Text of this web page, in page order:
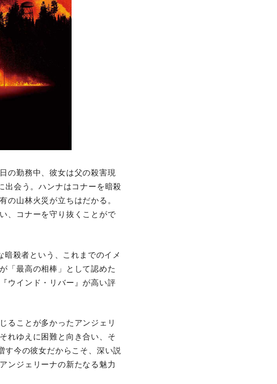
の勤務中、彼女は父の殺害現
出会う。ハンナはコナーを暗殺
の山林火災が立ちはだかる。
、コナーを守り抜くことがで
殺者という、これまでのイメ
「最高の相棒」として認めた
ウインド・リバー』が高い評
ることが多かったアンジェリ
れゆえに困難と向き合い、そ
す今の彼女だからこそ、深い説
ンジェリーナの新たなる魅力